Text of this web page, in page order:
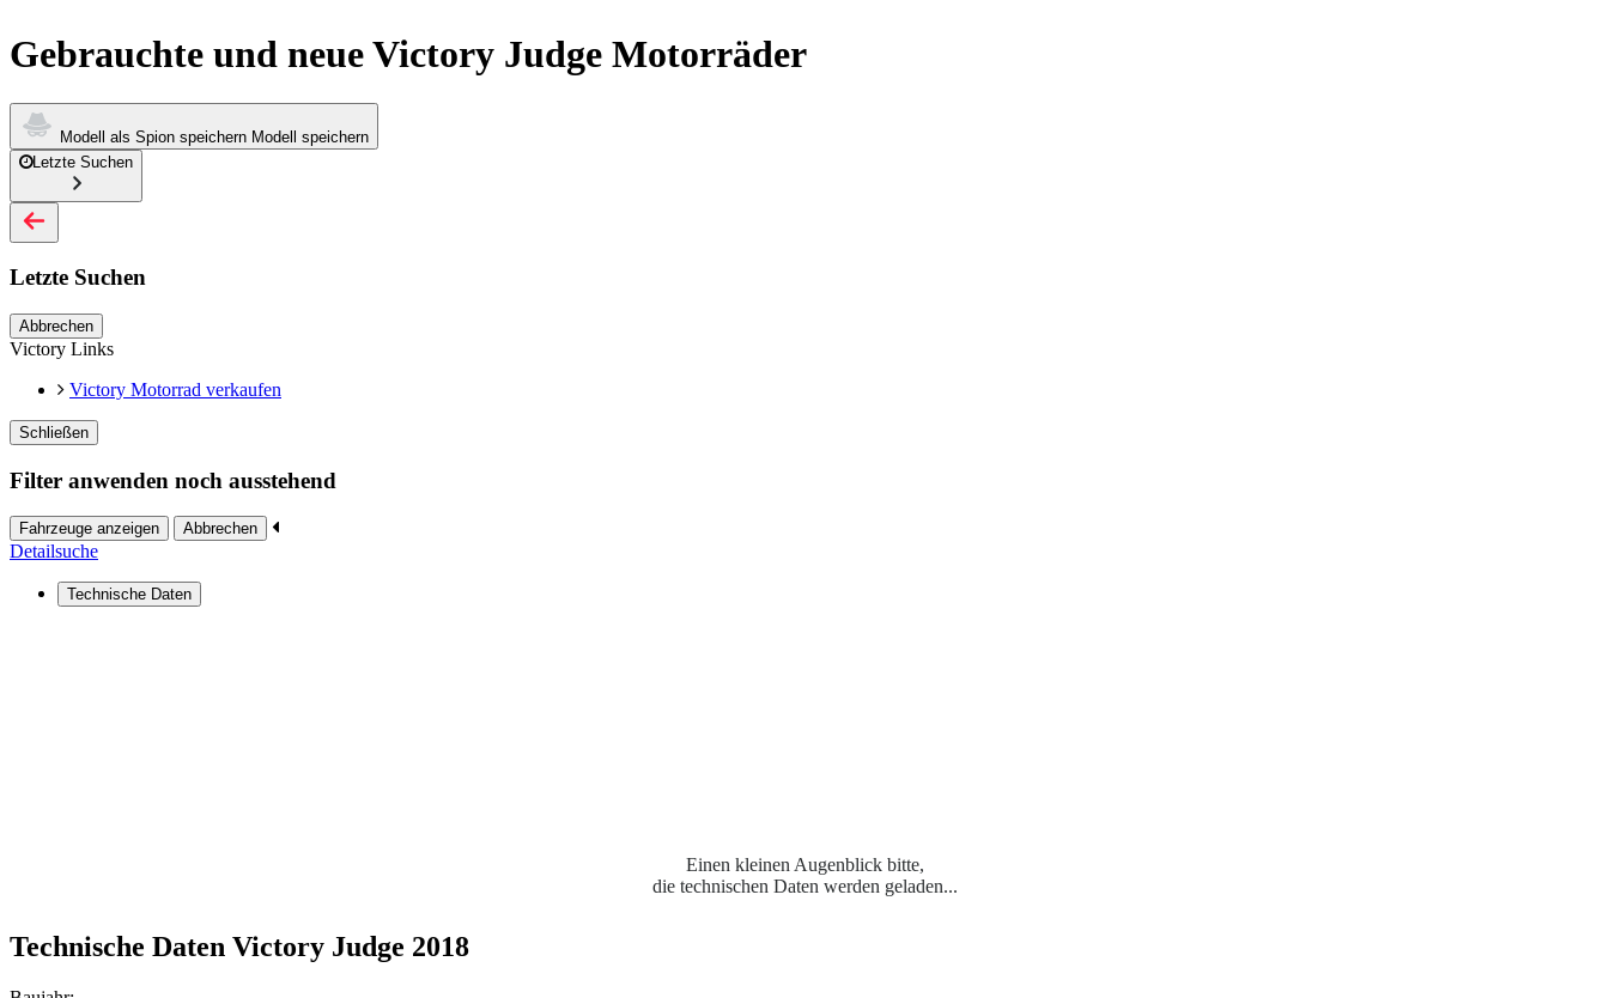
Gebrauchte und neue Victory Judge Motorräder
Modell als Spion speichern Modell speichern
Letzte Suchen
Letzte Suchen
Abbrechen
Victory Links
Victory Motorrad verkaufen
Schließen
Filter anwenden noch ausstehend
Fahrzeuge anzeigen Abbrechen
Detailsuche
Technische Daten
Einen kleinen Augenblick bitte,
die technischen Daten werden geladen...
Technische Daten Victory Judge 2018